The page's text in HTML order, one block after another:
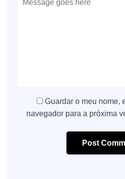
Guardar o meu nome,
navegador para a próxima
Post